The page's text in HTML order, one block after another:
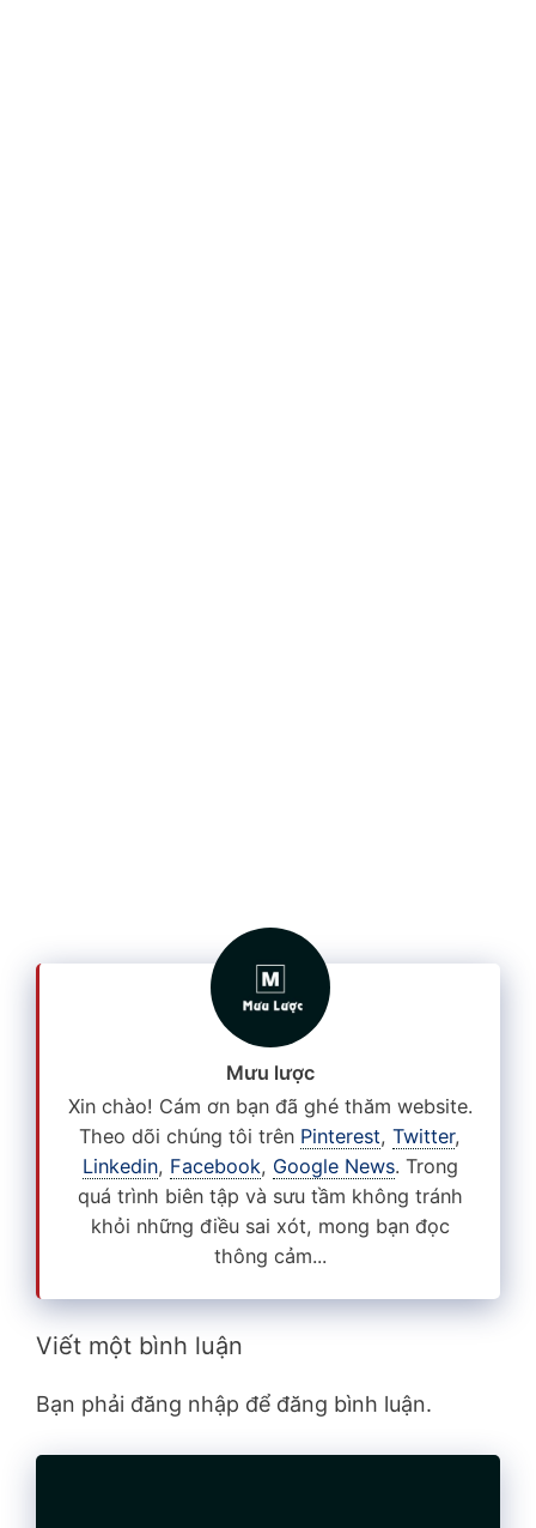
Mưu lược
Xin chào! Cám ơn bạn đã ghé thăm website.
Theo dõi chúng tôi trên Pinterest, Twitter,
Linkedin, Facebook, Google News. Trong
quá trình biên tập và sưu tầm không tránh
khỏi những điều sai xót, mong bạn đọc
thông cảm...
Viết một bình luận
Bạn phải đăng nhập để đăng bình luận.